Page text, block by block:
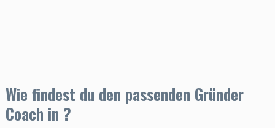
Wie findest du den passenden Gründer
Coach in ?